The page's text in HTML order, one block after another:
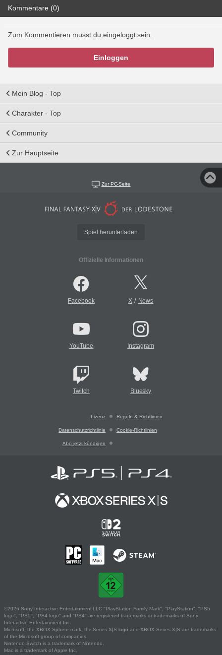
Kommentare (0)
Zum Kommentieren musst du eingeloggt sein.
Einloggen
Mein Blog - Top
Charakter - Top
Community
Zur Hauptseite
Zur PC-Seite
Spiel herunterladen
Offizielle Informationen
Facebook X/ News
YouTube Instagram
Twitch Bluesky
Lizenz Regeln & Richtlinien
Datenschutzrichtlinie Cookie-Richtlinien
Abo jetzt kündigen
©2026 Sony Interactive Entertainment LLC."PlayStation Family Mark", "PlayStation", "PS5
logo", "PS5", "PS4 logo" and "PS4" are registered trademarks or trademarks of Sony
Interactive Entertainment Inc.
Microsoft, the XBOX Sphere mark, the Series X|S logo and XBOX Series X|S are trademarks
of the Microsoft group of companies.
Nintendo Switch is a trademark of Nintendo.
Mac is a trademark of Apple Inc.